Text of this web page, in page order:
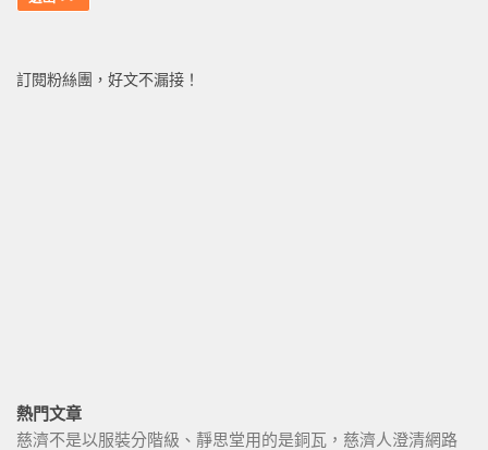
訂閱粉絲團，好文不漏接！
熱門文章
慈濟不是以服裝分階級、靜思堂用的是銅瓦，慈濟人澄清網路